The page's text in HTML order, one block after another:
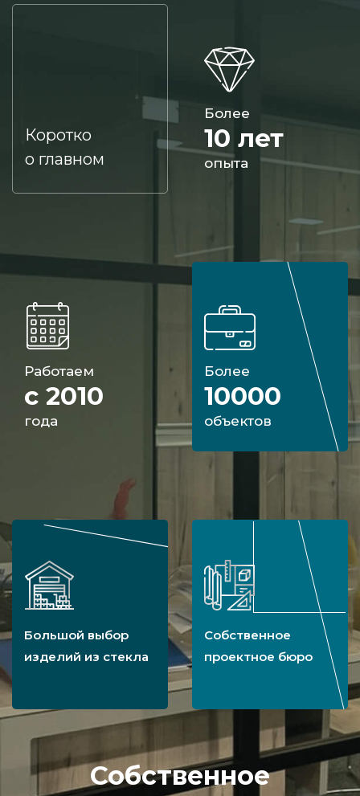
Коротко
о главном
Более
10 лет
опыта
Работаем
с 2010
года
Более
10000
объектов
Большой выбор
изделий из стекла
Собственное
проектное бюро
Собственное